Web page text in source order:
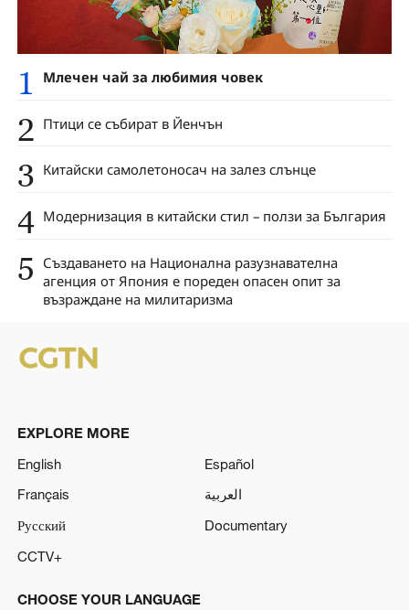
1 Млечен чай за любимия човек
2 Птици се събират в Йенчън
3 Китайски самолетоносач на залез слънце
4 Модернизация в китайски стил – ползи за България
5 Създаването на Национална разузнавателна
агенция от Япония е пореден опасен опит за
възраждане на милитаризма
EXPLORE MORE
English
Español
Français
العربية
Русский
Documentary
CCTV+
CHOOSE YOUR LANGUAGE